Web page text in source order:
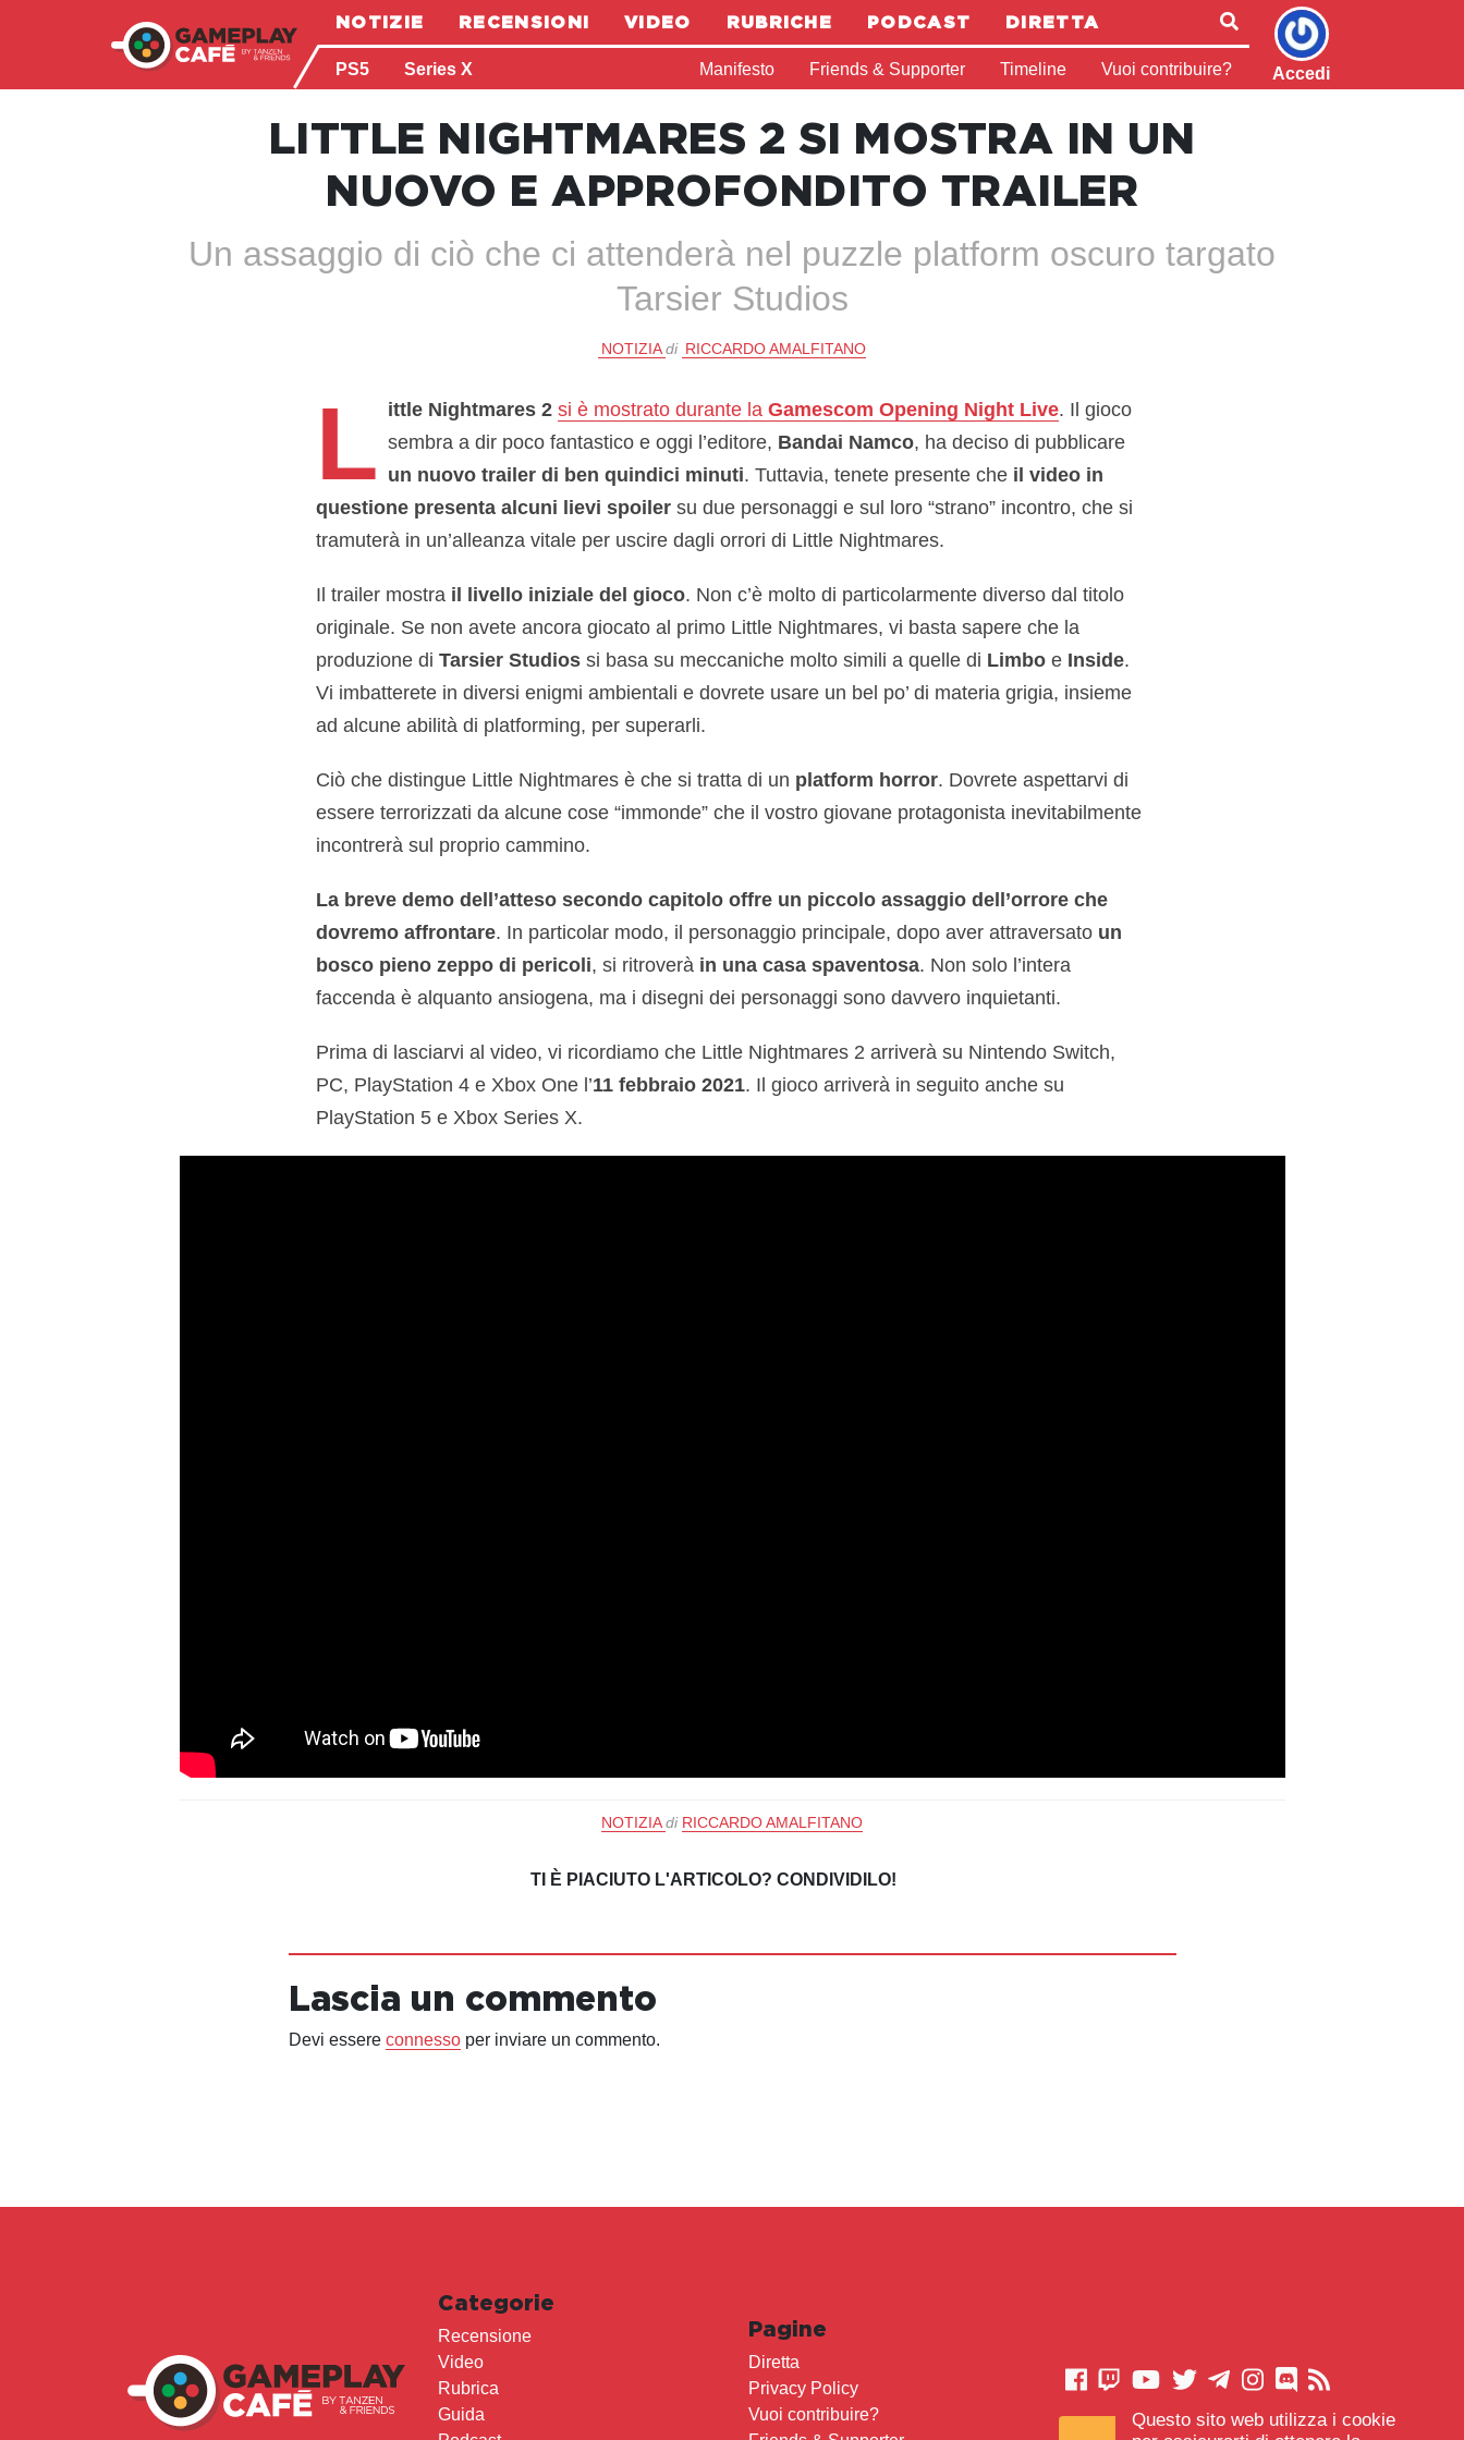
Questo sito web utilizza i cookie
NOTIZIE RECENSIONI VIDEO RUBRICHE PODCAST DIRETTA
PS5 Series X Manifesto Friends & Supporter Timeline Vuoi contribuire? Accedi
LITTLE NIGHTMARES 2 SI MOSTRA IN UN
NUOVO E APPROFONDITO TRAILER
Un assaggio di ciò che ci attenderà nel puzzle platform oscuro targato
Tarsier Studios
NOTIZIA di RICCARDO AMALFITANO
L ittle Nightmares 2 si è mostrato durante la Gamescom Opening Night Live. Il gioco
sembra a dir poco fantastico e oggi l’editore, Bandai Namco, ha deciso di pubblicare
un nuovo trailer di ben quindici minuti. Tuttavia, tenete presente che il video in
questione presenta alcuni lievi spoilersu due personaggi e sul loro “strano” incontro, che si
tramuterà in un’alleanza vitale per uscire dagli orrori di Little Nightmares.
Il trailer mostra il livello iniziale del gioco. Non c’è molto di particolarmente diverso dal titolo
originale. Se non avete ancora giocato al primo Little Nightmares, vi basta sapere che la
produzione di Tarsier Studiossi basa su meccaniche molto simili a quelle di Limboe Inside.
Vi imbatterete in diversi enigmi ambientali e dovrete usare un bel po’ di materia grigia, insieme
ad alcune abilità di platforming, per superarli.
Ciò che distingue Little Nightmares è che si tratta di un platform horror. Dovrete aspettarvi di
essere terrorizzati da alcune cose “immonde” che il vostro giovane protagonista inevitabilmente
incontrerà sul proprio cammino.
La breve demo dell’atteso secondo capitolo offre un piccolo assaggio dell’orrore che
dovremo affrontare. In particolar modo, il personaggio principale, dopo aver attraversato un
bosco pieno zeppo di pericoli, si ritroverà in una casa spaventosa. Non solo l’intera
faccenda è alquanto ansiogena, ma i disegni dei personaggi sono davvero inquietanti.
Prima di lasciarvi al video, vi ricordiamo che Little Nightmares 2 arriverà su Nintendo Switch,
PC, PlayStation 4 e Xbox One l’11 febbraio 2021. Il gioco arriverà in seguito anche su
PlayStation 5 e Xbox Series X.
NOTIZIA di RICCARDO AMALFITANO
TI È PIACIUTO L'ARTICOLO? CONDIVIDILO!
Lascia un commento
Devi essere connessoper inviare un commento.
Categorie
Recensione
Video
Rubrica
Guida
Pagine
Diretta
Privacy Policy
Vuoi contribuire?